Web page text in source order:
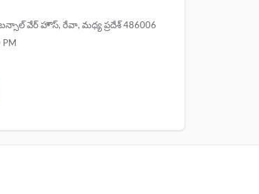
బన్సాల్ వేర్ హౌస్, రేవా, మధ్య ప్రదేశ్ 486006
PM